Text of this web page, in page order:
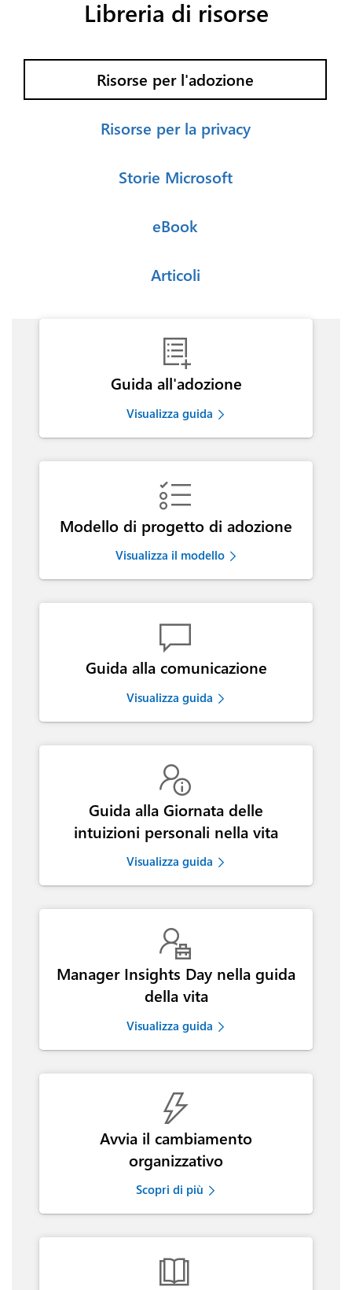
Libreria di risorse
Risorse per l'adozione
Risorse per la privacy
Storie Microsoft
eBook
Articoli

Guida all'adozione
Visualizza guida

Modello di progetto di adozione
Visualizza il modello

Guida alla comunicazione
Visualizza guida

Guida alla Giornata delle
intuizioni personali nella vita
Visualizza guida

Manager Insights Day nella guida
della vita
Visualizza guida

Avvia il cambiamento
organizzativo
Scopri di più
